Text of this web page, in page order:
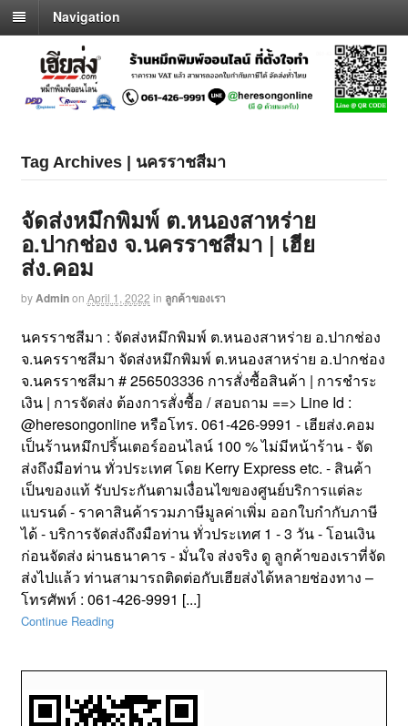
Navigation
Tag Archives | นครราชสีมา
จัดส่งหมึกพิมพ์ ต.หนองสาหร่าย
อ.ปากช่อง จ.นครราชสีมา | เฮีย
ส่ง.คอม
byAdminon April 1, 2022 in ลูกค้าของเรา
นครราชสีมา : จัดส่งหมึกพิมพ์ ต.หนองสาหร่าย อ.ปากช่อง
จ.นครราชสีมา จัดส่งหมึกพิมพ์ ต.หนองสาหร่าย อ.ปากช่อง
จ.นครราชสีมา # 256503336 การสั่งซื้อสินค้า | การชำระ
เงิน | การจัดส่ง ต้องการสั่งซื้อ / สอบถาม ==> Line Id :
@heresongonline หรือโทร. 061-426-9991 - เฮียส่ง.คอม
เป็นร้านหมึกปริ้นเตอร์ออนไลน์ 100 % ไม่มีหน้าร้าน - จัด
ส่งถึงมือท่าน ทั่วประเทศ โดย Kerry Express etc. - สินค้า
เป็นของแท้ รับประกันตามเงื่อนไขของศูนย์บริการแต่ละ
แบรนด์ - ราคาสินค้ารวมภาษีมูลค่าเพิ่ม ออกใบกำกับภาษี
ได้ - บริการจัดส่งถึงมือท่าน ทั่วประเทศ 1 - 3 วัน - โอนเงิน
ก่อนจัดส่ง ผ่านธนาคาร - มั่นใจ ส่งจริง ดู ลูกค้าของเราที่จัด
ส่งไปแล้ว ท่านสามารถติดต่อกับเฮียส่งได้หลายช่องทาง –
โทรศัพท์ : 061-426-9991 [...]
Continue Reading